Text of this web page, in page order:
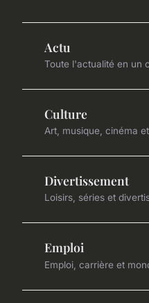
Actu
Toute l'actualité en un
Culture
Art, musique, cinéma
Divertissement
Loisirs, séries et
Emploi
Emploi, carrière et